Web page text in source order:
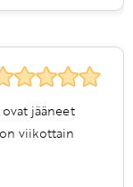
jääneet
viikottain